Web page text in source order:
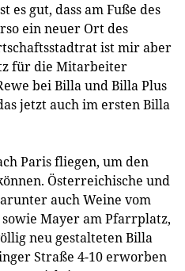
es gut, dass am Fuße des
ein neuer Ort des
ist mir aber
für die Mitarbeiter
bei Billa und Billa Plus
jetzt auch im ersten Billa
Paris fliegen, um den
Österreichische und
auch Weine vom
Mayer am Pfarrplatz,
neu gestalteten Billa
Straße 4-10 erworben